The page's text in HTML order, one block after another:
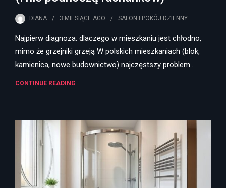
DIANA 3 MIESIĄCE AGO SALON I POKÓJ DZIENNY
Najpierw diagnoza: dlaczego w mieszkaniu jest chłodno,
mimo że grzejniki grzeją W polskich mieszkaniach (blok,
kamienica, nowe budownictwo) najczęstszy problem…
CONTINUE READING